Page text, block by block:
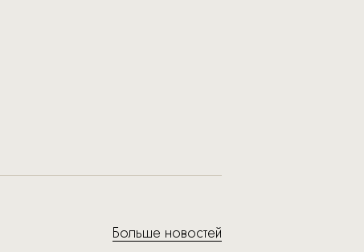
Больше новостей